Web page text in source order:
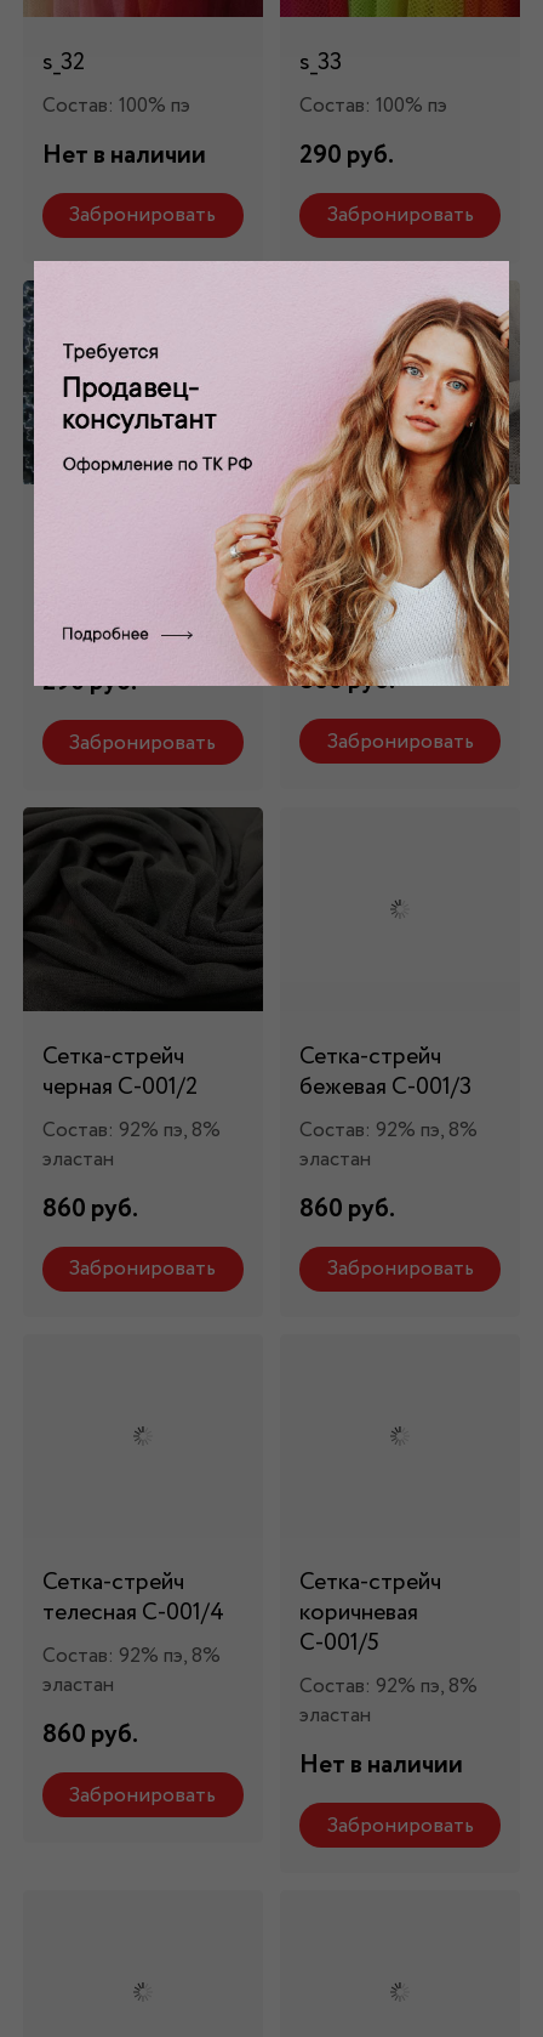
s_32
Состав: 100% пэ
Нет в наличии
Забронировать
s_33
Состав: 100% пэ
290 руб.
Забронировать
Состав: 100% пэ
290 руб.
Забронировать
Сетка-стрейч
белая С-001/1
Состав: 92% пэ, 8%
эластан
860 руб.
Забронировать
Сетка-стрейч
черная С-001/2
Состав: 92% пэ, 8%
эластан
860 руб.
Забронировать
Сетка-стрейч
бежевая С-001/3
Состав: 92% пэ, 8%
эластан
860 руб.
Забронировать
Сетка-стрейч
телесная С-001/4
Состав: 92% пэ, 8%
эластан
860 руб.
Забронировать
Сетка-стрейч
коричневая
С-001/5
Состав: 92% пэ, 8%
эластан
Нет в наличии
Забронировать